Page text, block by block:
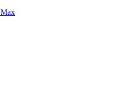
Max